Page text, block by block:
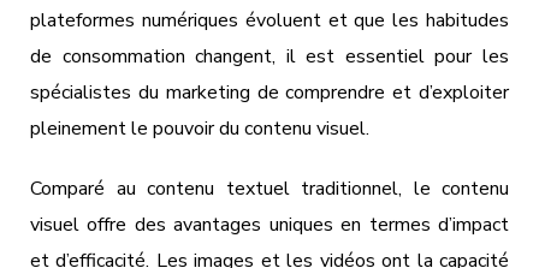
plateformes numériques évoluent et que les habitudes
de consommation changent, il est essentiel pour les
spécialistes du marketing de comprendre et d’exploiter
pleinement le pouvoir du contenu visuel.
Comparé au contenu textuel traditionnel, le contenu
visuel offre des avantages uniques en termes d’impact
et d’efficacité. Les images et les vidéos ont la capacité